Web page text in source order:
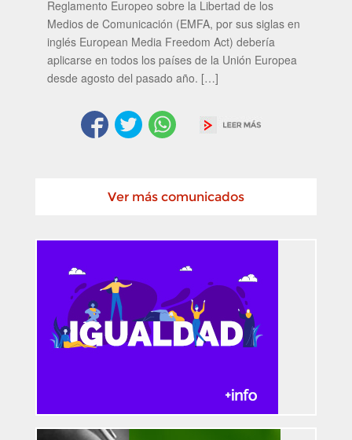
Reglamento Europeo sobre la Libertad de los
Medios de Comunicación (EMFA, por sus siglas en
inglés European Media Freedom Act) debería
aplicarse en todos los países de la Unión Europea
desde agosto del pasado año. […]
Ver más comunicados